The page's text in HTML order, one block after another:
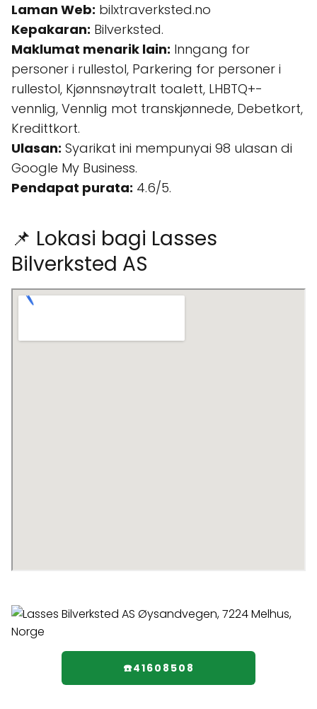
Laman Web: bilxtraverksted.no
Kepakaran: Bilverksted.
Maklumat menarik lain: Inngang for
personer i rullestol, Parkering for personer i
rullestol, Kjønnsnøytralt toalett, LHBTQ+-
vennlig, Vennlig mot transkjønnede, Debetkort,
Kredittkort.
Ulasan: Syarikat ini mempunyai 98 ulasan di
Google My Business.
Pendapat purata: 4.6/5.
📌 Lokasi bagi Lasses
Bilverksted AS
☎️41608508